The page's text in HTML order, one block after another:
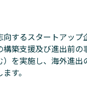
するスタートアップ
築支援及び進出前の
を実施し、海外進出
す。